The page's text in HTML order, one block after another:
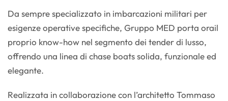
Da sempre specializzato in imbarcazioni militari per
esigenze operative specifiche, Gruppo MED porta orail
proprio know-how nel segmento dei tender di lusso,
offrendo una linea di chase boats solida, funzionale ed
elegante.
Realizzata in collaborazione con l’architetto Tommaso